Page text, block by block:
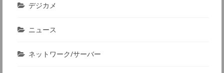
デジカメ
ニュース
ネットワーク/サーバー